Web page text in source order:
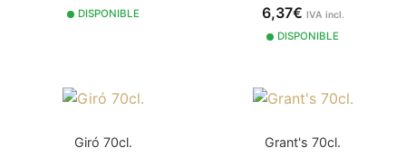
DISPONIBLE 6,37€ IVA incl.
DISPONIBLE
Giró 70cl. Grant's 70cl.